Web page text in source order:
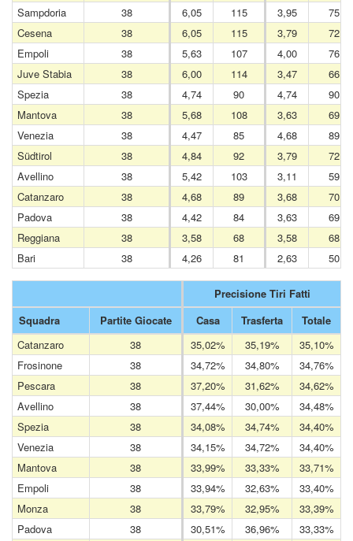
Sampdoria
38 6,05 115 3,95
75
Cesena
38 6,05 115 3,79
72
Empoli
38 5,63 107 4,00
76
Juve Stabia
38 6,00 114 3,47
66
Spezia
38 4,74 90 4,74
90
Mantova
38 5,68 108 3,63
69
Venezia
38 4,47 85 4,68
89
Südtirol
38 4,84 92 3,79
72
Avellino
38 5,42 103 3,11
59
Catanzaro
38 4,68 89 3,68
70
Padova
38 4,42 84 3,63
69
Reggiana
38 3,58 68 3,58
68
Bari
38 4,26 81 2,63 50
Precisione Tiri Fatti
Squadra
Partite Giocate Casa Trasferta
Totale
Catanzaro
38 35,02% 35,19%
35,10%
Frosinone
38 34,72% 34,80%
34,76%
Pescara
38 37,20% 31,62%
34,62%
Avellino
38 37,44% 30,00%
34,48%
Spezia
38 34,08% 34,74%
34,40%
Venezia
38 34,15% 34,72%
34,40%
Mantova
38 33,99% 33,33%
33,71%
Empoli
38 33,94% 32,63%
33,40%
Monza
38 33,79% 32,95%
33,39%
Padova
38 30,51% 36,96%
33,33%